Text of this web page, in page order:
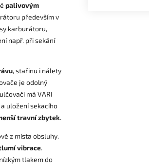
palivovým
především v
karburátoru,
např. při sekání
, stařinu i nálety
je odolný
má VARI
uložení sekacího
travní zbytek.
z místa obsluhy.
vibrace.
tlakem do